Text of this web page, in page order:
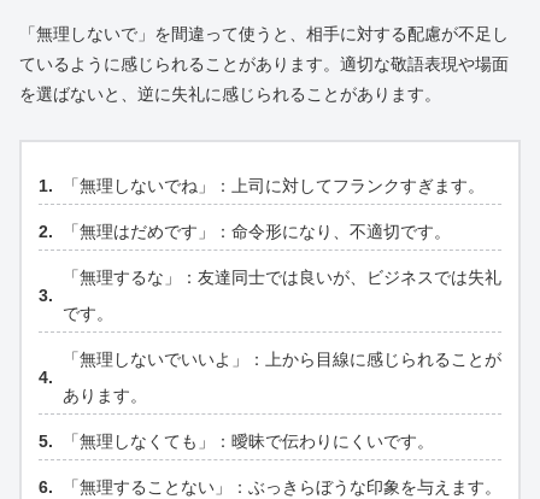
「無理しないで」を間違って使うと、相手に対する配慮が不足し
ているように感じられることがあります。適切な敬語表現や場面
を選ばないと、逆に失礼に感じられることがあります。
「無理しないでね」：上司に対してフランクすぎます。
「無理はだめです」：命令形になり、不適切です。
「無理するな」：友達同士では良いが、ビジネスでは失礼
です。
「無理しないでいいよ」：上から目線に感じられることが
あります。
「無理しなくても」：曖昧で伝わりにくいです。
「無理することない」：ぶっきらぼうな印象を与えます。